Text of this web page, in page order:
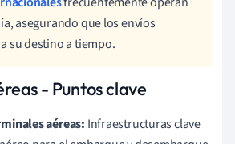
asegurando que los envíos
su destino a tiempo.
- Puntos clave
aéreas: Infraestructuras clave